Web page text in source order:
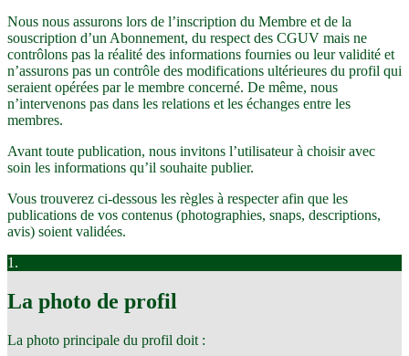
Nous nous assurons lors de l’inscription du Membre et de la
souscription d’un Abonnement, du respect des CGUV mais ne
contrôlons pas la réalité des informations fournies ou leur validité et
n’assurons pas un contrôle des modifications ultérieures du profil qui
seraient opérées par le membre concerné. De même, nous
n’intervenons pas dans les relations et les échanges entre les
membres.
Avant toute publication, nous invitons l’utilisateur à choisir avec
soin les informations qu’il souhaite publier.
Vous trouverez ci-dessous les règles à respecter afin que les
publications de vos contenus (photographies, snaps, descriptions,
avis) soient validées.
1.
La photo de profil
La photo principale du profil doit :